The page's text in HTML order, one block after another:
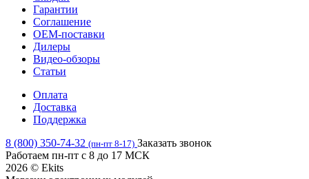
Гарантии
Соглашение
OEM-поставки
Дилеры
Видео-обзоры
Статьи
Оплата
Доставка
Поддержка
8 (800) 350-74-32 (пн-пт 8-17) Заказать звонок
Работаем пн-пт с 8 до 17 МСК
2026 © Ekits